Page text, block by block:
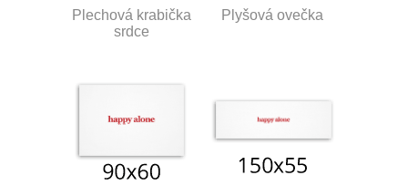
Plechová krabička
srdce
Plyšová ovečka